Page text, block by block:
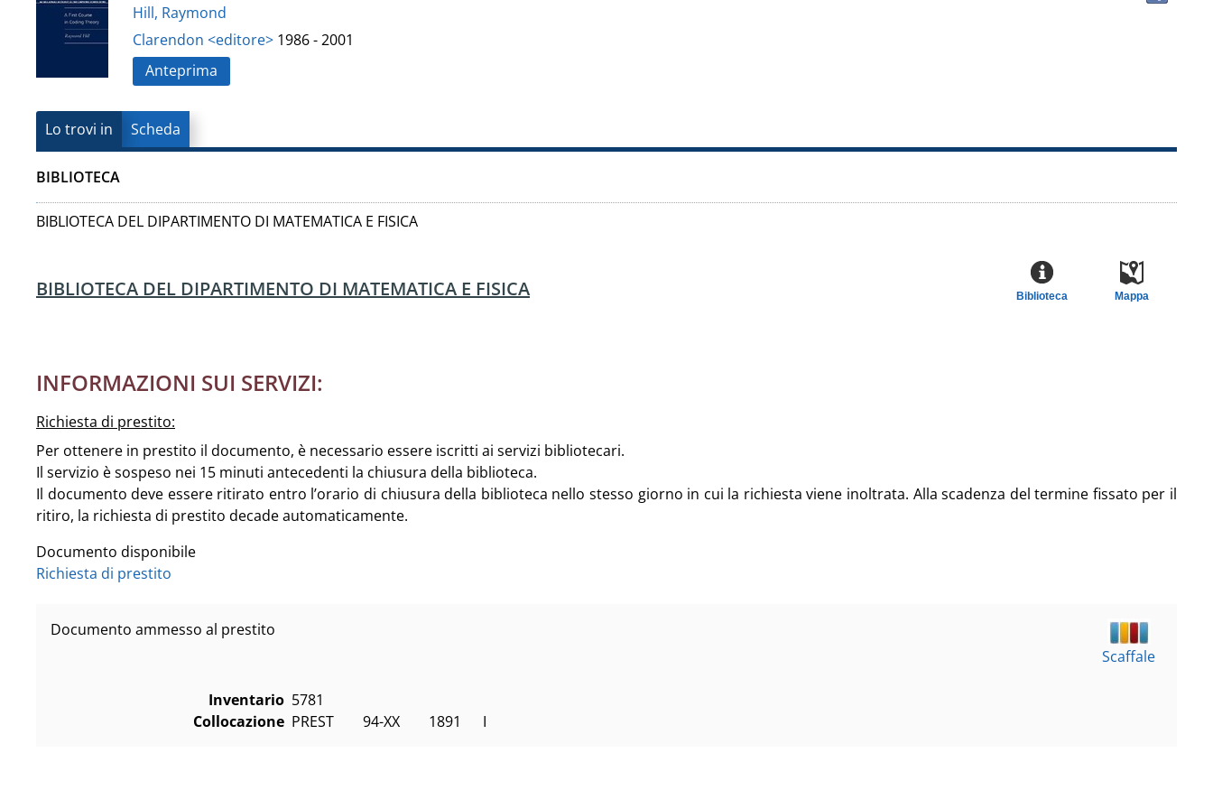
del
documento
Hill, Raymond
Clarendon <editore> 1986 - 2001
Anteprima
Lo trovi in Scheda
BIBLIOTECA
BIBLIOTECA DEL DIPARTIMENTO DI MATEMATICA E FISICA
BIBLIOTECA DEL DIPARTIMENTO DI MATEMATICA E FISICA Mappa
Biblioteca
INFORMAZIONI SUI SERVIZI:
Richiesta di prestito:
Per ottenere in prestito il documento, è necessario essere iscritti ai servizi bibliotecari.
Il servizio è sospeso nei 15 minuti antecedenti la chiusura della biblioteca.
Il documento deve essere ritirato entro l’orario di chiusura della biblioteca nello stesso giorno in cui la richiesta viene inoltrata. Alla scadenza del termine fissato per il
ritiro, la richiesta di prestito decade automaticamente.
Documento disponibile
Richiesta di prestito
Documento ammesso al prestito
Inventario 5781
Collocazione PREST        94-XX        1891      I
Scaffale